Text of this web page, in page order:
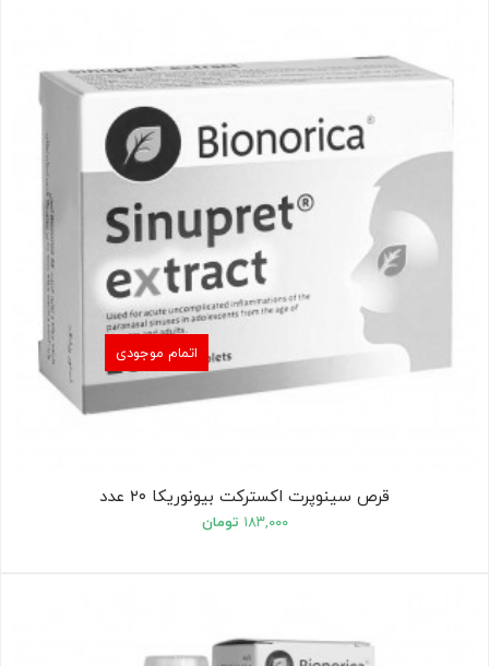
اتمام موجودی
قرص سینوپرت اکسترکت بیونوریکا ۲۰ عدد
۱۸۳,۰۰۰ تومان